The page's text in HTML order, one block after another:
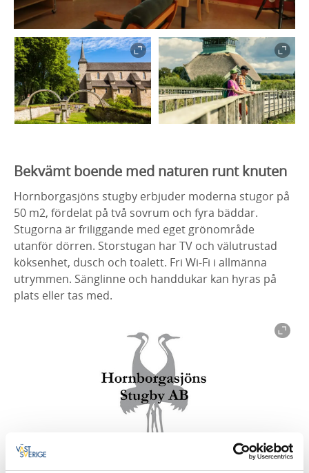
Bekvämt boende med naturen runt knuten
Hornborgasjöns stugby erbjuder moderna stugor på
50 m2, fördelat på två sovrum och fyra bäddar.
Stugorna är friliggande med eget grönområde
utanför dörren. Storstugan har TV och välutrustad
köksenhet, dusch och toalett. Fri Wi-Fi i allmänna
utrymmen. Sänglinne och handdukar kan hyras på
plats eller tas med.
Fotograf: